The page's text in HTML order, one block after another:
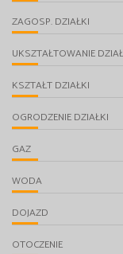
ZAGOSP. DZIAŁKI
UKSZTAŁTOWANIE
KSZTAŁT DZIAŁKI
OGRODZENIE DZIAŁKI
GAZ
WODA
DOJAZD
OTOCZENIE